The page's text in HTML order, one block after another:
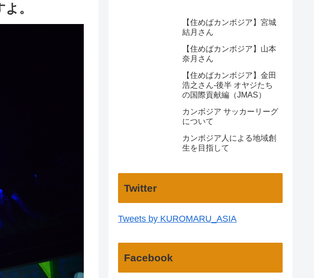
。
【住めばカンボジア】宮城
結月さん
【住めばカンボジア】山本
奈月さん
【住めばカンボジア】金田
浩之さん-後半 オヤジたち
の国際貢献編（JMAS）
カンボジア サッカーリーグ
について
カンボジア人による地域創
生を目指して
Twitter
Tweets by KUROMARU_ASIA
Facebook